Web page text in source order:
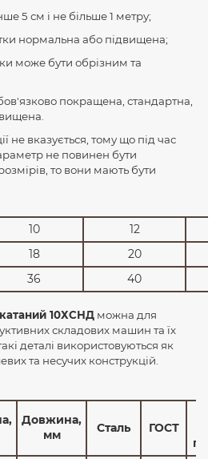
5 см і не більше 1 метру;
нормальна або підвищена;
може бути обрізним та
покращена, стандартна,
не вказується, тому що під час
не повинен бути
то вони мають бути
10
12
18
20
36 40
10ХСНД можна для
складових машин та їх
деталі використовуються як
та несучих конструкцій.
Довжина,
мм
Сталь ГОСТ
грн/